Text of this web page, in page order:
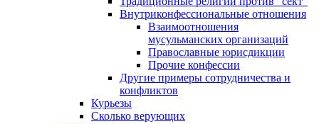
Внутриконфессиональные отношения
Взаимоотношения
мусульманских организаций
Православные юрисдикции
Прочие конфессии
Другие примеры сотрудничества и
конфликтов
Курьезы
Сколько верующих